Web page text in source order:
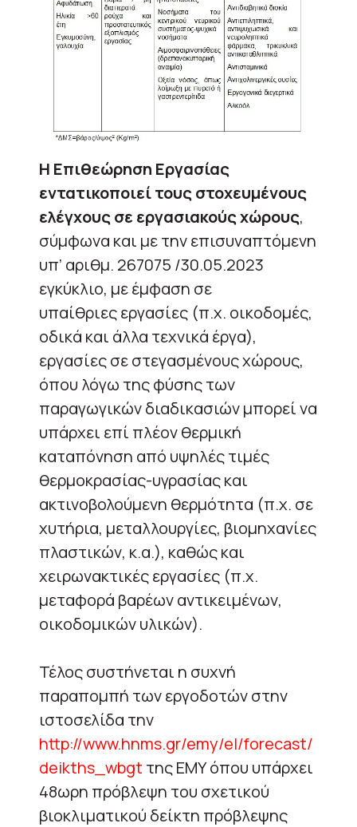
Η Επιθεώρηση Εργασίας
εντατικοποιεί τους στοχευμένους
ελέγχους σε εργασιακούς χώρους,
σύμφωνα και με την επισυναπτόμενη
υπ’ αριθμ. 267075 /30.05.2023
εγκύκλιο, με έμφαση σε
υπαίθριες εργασίες (π.χ. οικοδομές,
οδικά και άλλα τεχνικά έργα),
εργασίες σε στεγασμένους χώρους,
όπου λόγω της φύσης των
παραγωγικών διαδικασιών μπορεί να
υπάρχει επί πλέον θερμική
καταπόνηση από υψηλές τιμές
θερμοκρασίας-υγρασίας και
ακτινοβολούμενη θερμότητα (π.χ. σε
χυτήρια, μεταλλουργίες, βιομηχανίες
πλαστικών, κ.α.), καθώς και
χειρωνακτικές εργασίες (π.χ.
μεταφορά βαρέων αντικειμένων,
οικοδομικών υλικών).
Τέλος συστήνεται η συχνή
παραπομπή των εργοδοτών στην
ιστοσελίδα την
http://www.hnms.gr/emy/el/forecast/
deikths_wbgt της ΕΜΥ όπου υπάρχει
48ωρη πρόβλεψη του σχετικού
βιοκλιματικού δείκτη πρόβλεψης